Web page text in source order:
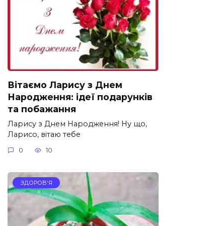
Вітаємо Ларису з Днем
Народження: ідеї подарунків
та побажання
Ларису з Днем Народження! Ну що,
Ларисо, вітаю тебе
0 10
ЗДОРОВ'Я